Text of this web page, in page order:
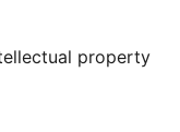
property